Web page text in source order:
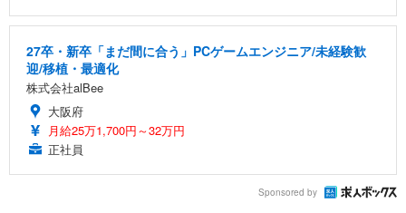
27卒・新卒「まだ間に合う」PCゲームエンジニア/未経験歓
迎/移植・最適化
株式会社alBee
大阪府
月給25万1,700円～32万円
正社員
Sponsored by